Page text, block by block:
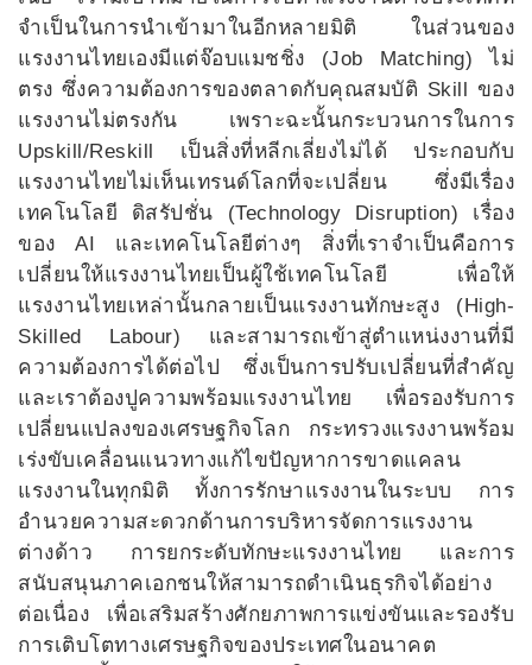
จำเป็นในการนำเข้ามาในอีกหลายมิติ ในส่วนของ
แรงงานไทยเองมีแต่จ๊อบแมชชิ่ง (Job Matching) ไม่
ตรง ซึ่งความต้องการของตลาดกับคุณสมบัติ Skill ของ
แรงงานไม่ตรงกัน เพราะฉะนั้นกระบวนการในการ
Upskill/Reskill เป็นสิ่งที่หลีกเลี่ยงไม่ได้ ประกอบกับ
แรงงานไทยไม่เห็นเทรนด์โลกที่จะเปลี่ยน ซึ่งมีเรื่อง
เทคโนโลยี ดิสรัปชั่น (Technology Disruption) เรื่อง
ของ AI และเทคโนโลยีต่างๆ สิ่งที่เราจำเป็นคือการ
เปลี่ยนให้แรงงานไทยเป็นผู้ใช้เทคโนโลยี เพื่อให้
แรงงานไทยเหล่านั้นกลายเป็นแรงงานทักษะสูง (High-
Skilled Labour) และสามารถเข้าสู่ตำแหน่งงานที่มี
ความต้องการได้ต่อไป ซึ่งเป็นการปรับเปลี่ยนที่สำคัญ
และเราต้องปูความพร้อมแรงงานไทย เพื่อรองรับการ
เปลี่ยนแปลงของเศรษฐกิจโลก กระทรวงแรงงานพร้อม
เร่งขับเคลื่อนแนวทางแก้ไขปัญหาการขาดแคลน
แรงงานในทุกมิติ ทั้งการรักษาแรงงานในระบบ การ
อำนวยความสะดวกด้านการบริหารจัดการแรงงาน
ต่างด้าว การยกระดับทักษะแรงงานไทย และการ
สนับสนุนภาคเอกชนให้สามารถดำเนินธุรกิจได้อย่าง
ต่อเนื่อง เพื่อเสริมสร้างศักยภาพการแข่งขันและรองรับ
การเติบโตทางเศรษฐกิจของประเทศในอนาคต